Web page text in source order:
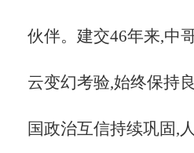
伙伴。建交46年来,中
云变幻考验,始终保持
国政治互信持续巩固,